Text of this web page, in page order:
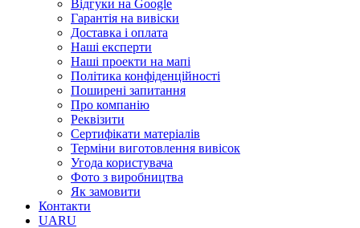
Відгуки на Google
Гарантія на вивіски
Доставка і оплата
Наші експерти
Наші проекти на мапі
Політика конфіденційності
Поширені запитання
Про компанію
Реквізити
Сертифікати матеріалів
Терміни виготовлення вивісок
Угода користувача
Фото з виробництва
Як замовити
Контакти
UARU